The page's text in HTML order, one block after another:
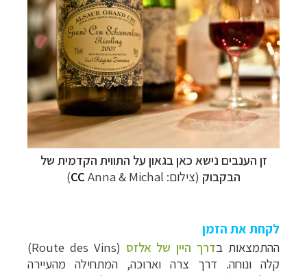
זן הענבים נישא כאן בגאון על התווית הקדמית של
הבקבוק (צילום: CC Anna & Michal)
לקחת את הזמן
ההתמצאות בדרך היין של אלזס (
Route des Vins
)
קלה ונוחה. דרך צרה וארוכה, המתחילה מהעיירה